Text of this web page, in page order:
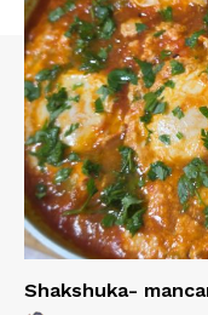
Shakshuka-